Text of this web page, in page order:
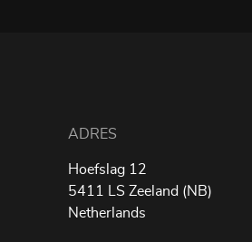
ADRES
Hoefslag 12
5411 LS Zeeland (NB)
Netherlands